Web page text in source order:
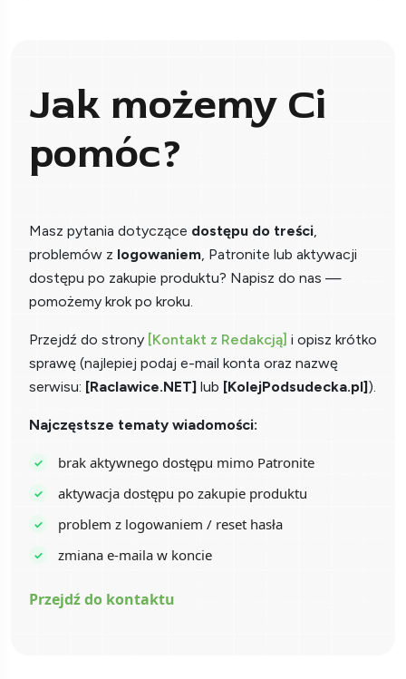
Jak możemy Ci
pomóc?
Masz pytania dotyczące dostępu do treści,
problemów z logowaniem, Patronite lub aktywacji
dostępu po zakupie produktu? Napisz do nas —
pomożemy krok po kroku.
Przejdź do strony [Kontakt z Redakcją] i opisz krótko
sprawę (najlepiej podaj e-mail konta oraz nazwę
serwisu: [Raclawice.NET] lub [KolejPodsudecka.pl]).
Najczęstsze tematy wiadomości:
brak aktywnego dostępu mimo Patronite
aktywacja dostępu po zakupie produktu
problem z logowaniem / reset hasła
zmiana e-maila w koncie
Przejdź do kontaktu